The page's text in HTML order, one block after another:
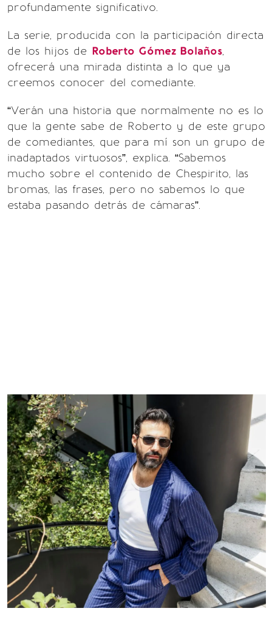
profundamente significativo.
La serie, producida con la participación directa
de los hijos de Roberto Gómez Bolaños,
ofrecerá una mirada distinta a lo que ya
creemos conocer del comediante.
“Verán una historia que normalmente no es lo
que la gente sabe de Roberto y de este grupo
de comediantes, que para mí son un grupo de
inadaptados virtuosos”, explica. “Sabemos
mucho sobre el contenido de Chespirito, las
bromas, las frases, pero no sabemos lo que
estaba pasando detrás de cámaras”.